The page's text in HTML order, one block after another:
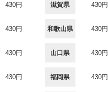
430円 滋賀県 430円
430円 和歌山県 430円
430円 山口県 430円
430円 福岡県 430円